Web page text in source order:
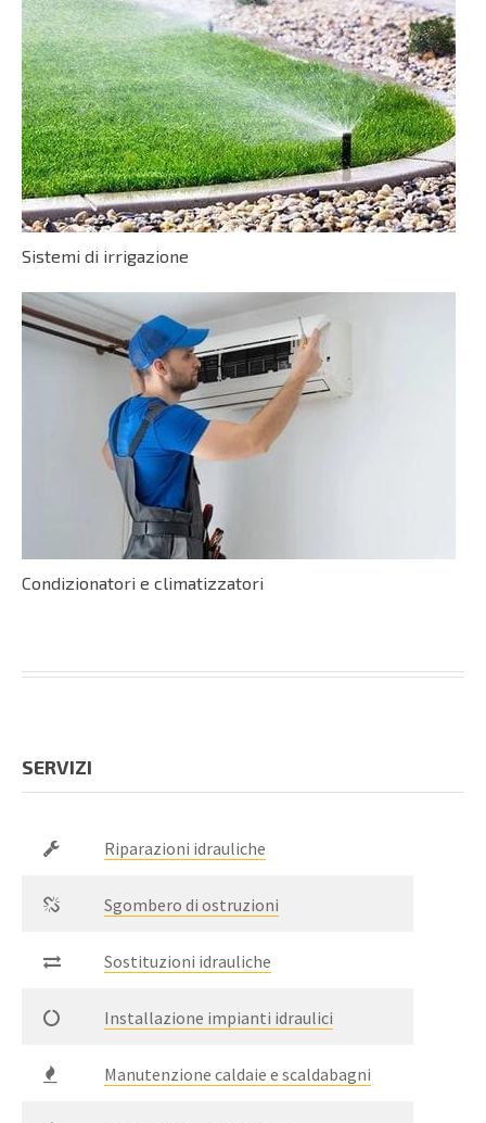
Sistemi di irrigazione
Condizionatori e climatizzatori
SERVIZI
Riparazioni idrauliche
Sgombero di ostruzioni
Sostituzioni idrauliche
Installazione impianti idraulici
Manutenzione caldaie e scaldabagni